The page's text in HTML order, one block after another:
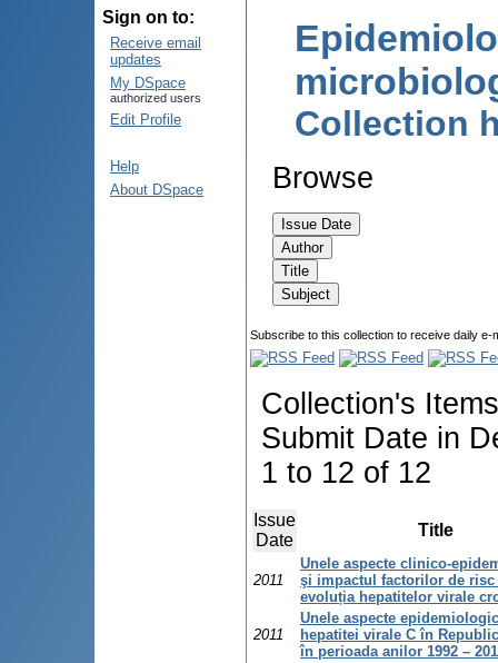
Sign on to:
Receive email
updates
My DSpace
authorized users
Edit Profile
Help
About DSpace
Collection
Browse
Subscribe to this collection to receive daily
Collection's
Submit Date in
1 to 12 of 12
Issue
Date
Title
2011
Unele aspecte clinico-
şi impactul factorilor de
evoluția hepatitelor virale
2011
Unele aspecte
hepatitei virale C în
în perioada anilor 1992 –